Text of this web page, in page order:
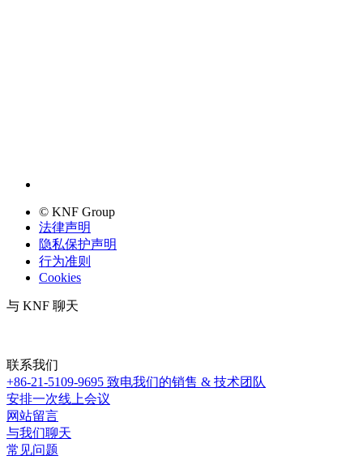
© KNF Group
法律声明
隐私保护声明
行为准则
Cookies
与 KNF 聊天
联系我们
+86-21-5109-9695 致电我们的销售 & 技术团队
安排一次线上会议
网站留言
与我们聊天
常见问题